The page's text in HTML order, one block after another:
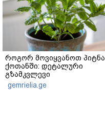
როგორ მოვიყვანოთ პიტნა
ქოთანში: დეტალური
გზამკვლევი
gemrielia.ge